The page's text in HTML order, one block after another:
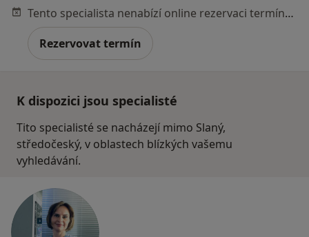
Tento specialista nenabízí online rezervaci termínu na této adrese.
Rezervovat termín
K dispozici jsou specialisté
Tito specialisté se nacházejí mimo Slaný,
středočeský, v oblastech blízkých vašemu
vyhledávání.